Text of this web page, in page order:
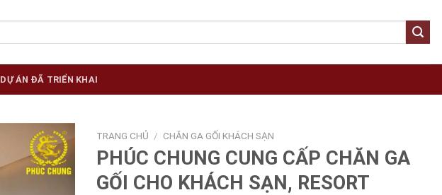
DỰ ÁN ĐÃ TRIỂN KHAI
TRANG CHỦ / CHĂN GA GỐI KHÁCH SẠN
PHÚC CHUNG CUNG CẤP CHĂN GA
GỐI CHO KHÁCH SẠN, RESORT